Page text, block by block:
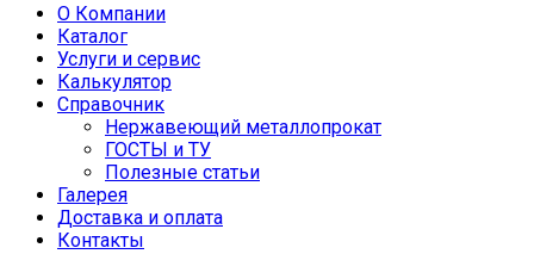
О Компании
Каталог
Услуги и сервис
Калькулятор
Справочник
Нержавеющий металлопрокат
ГОСТЫ и ТУ
Полезные статьи
Галерея
Доставка и оплата
Контакты